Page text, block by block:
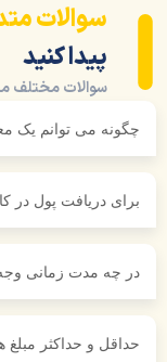
سوالات
پیدا کنید
سوالات مختلف
می توانم یک معامله
دریافت پول در کانادا
چه مدت زمانی وجه در
و حداکثر مبلغ هر